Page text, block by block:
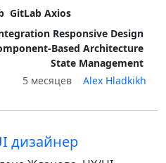
GitLab Axios
Responsive Design
Based Architecture
State Management
5 месяцев
Alex Hladkikh
дизайнер